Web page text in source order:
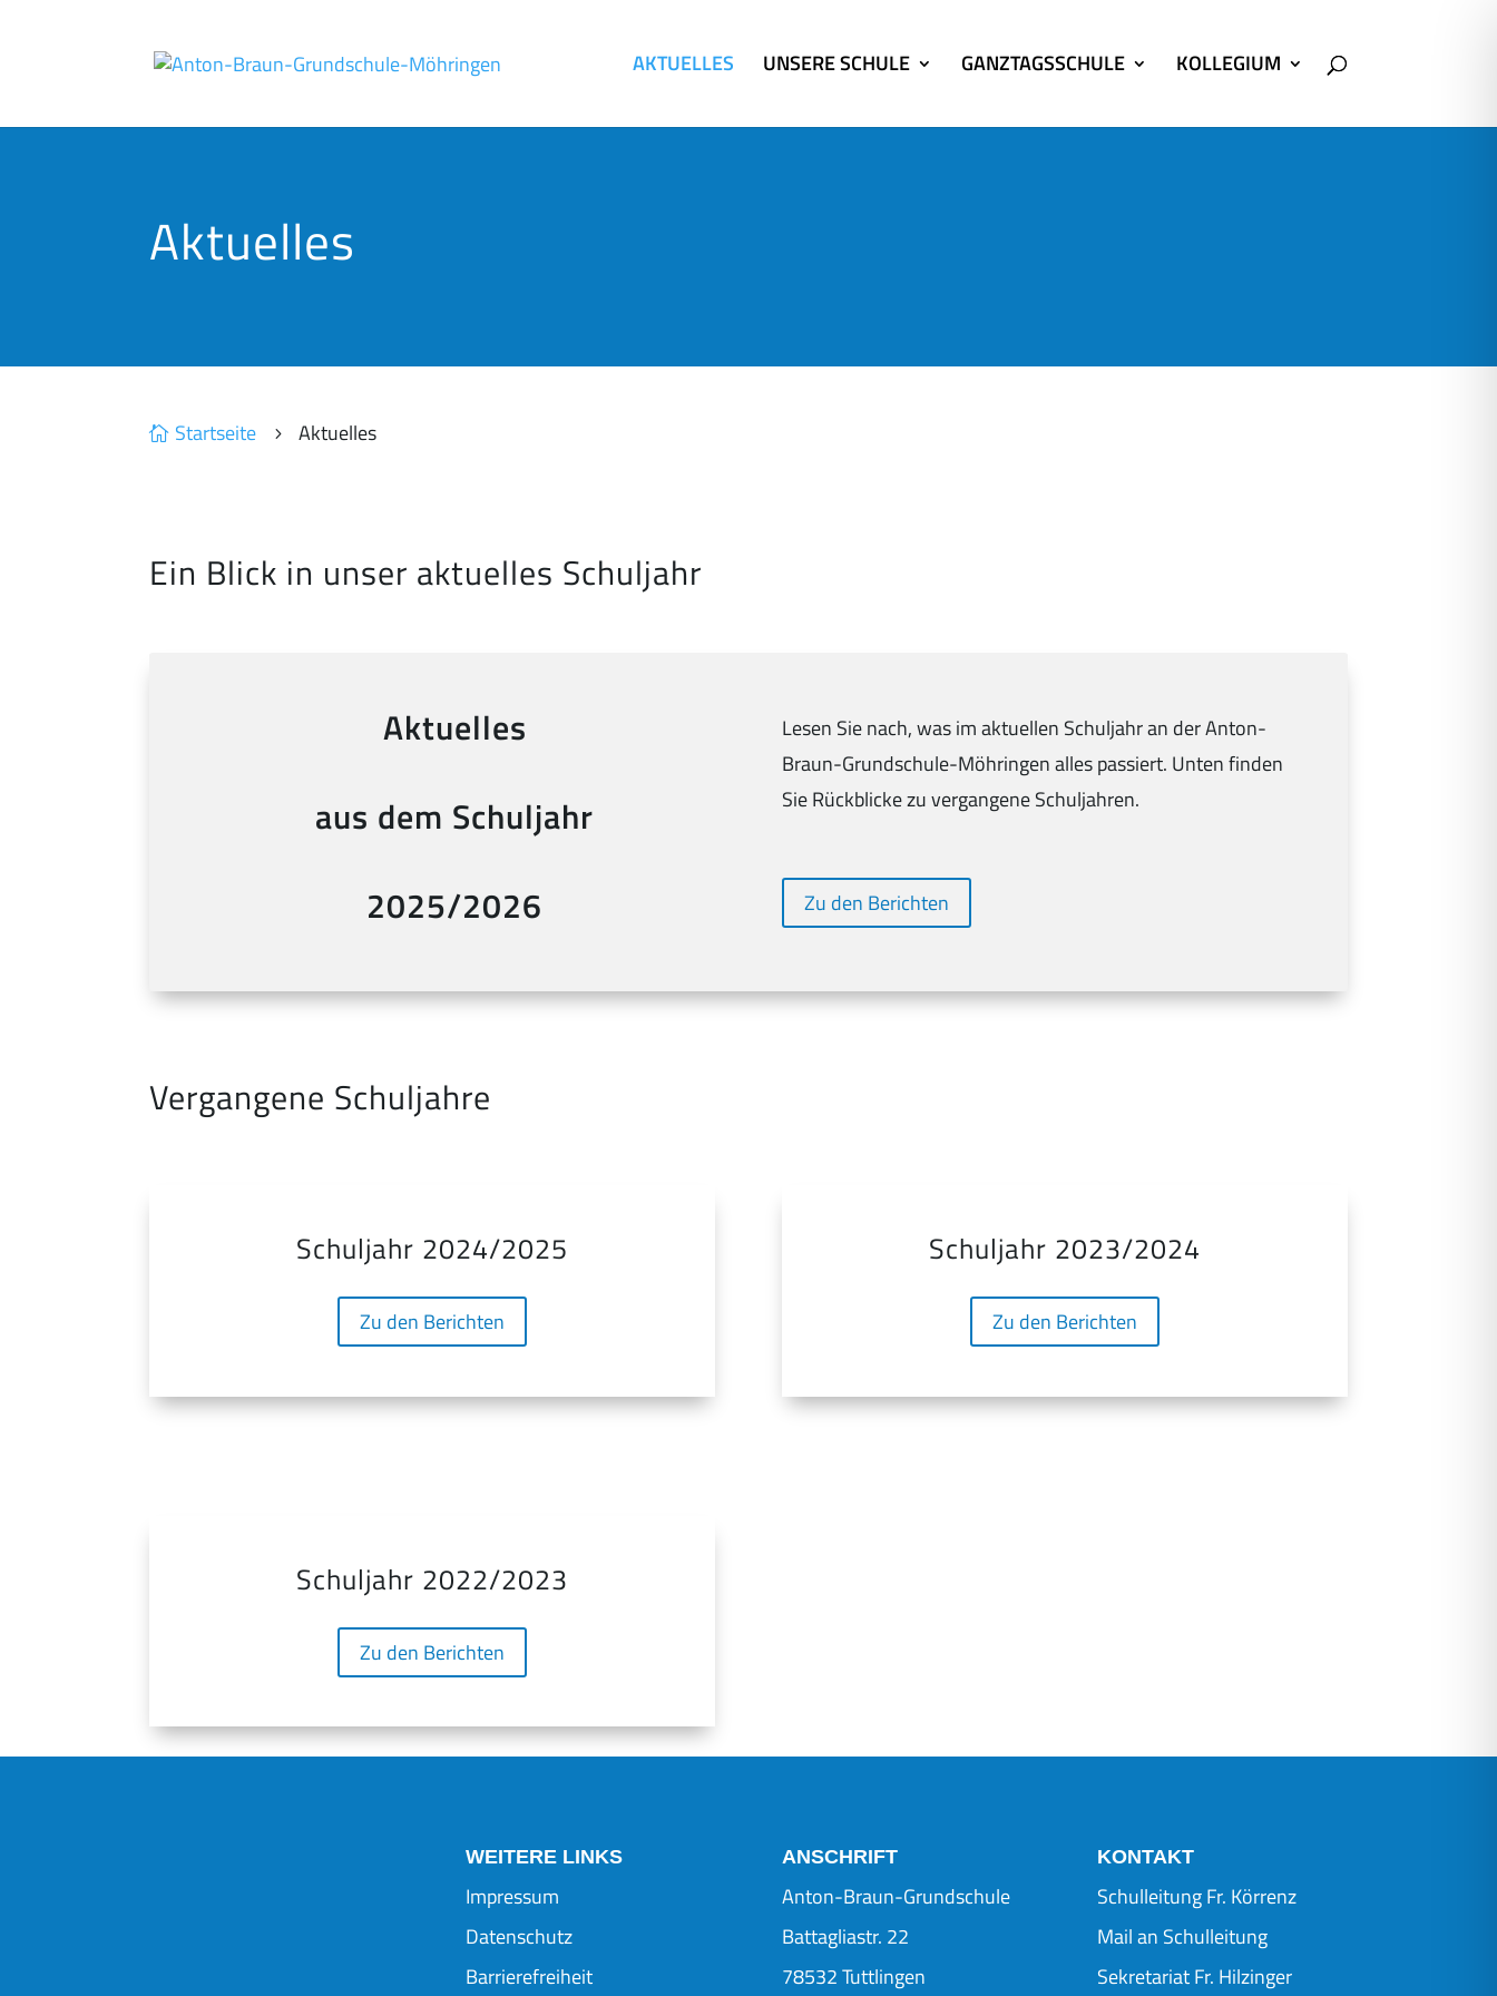
AKTUELLES UNSERE SCHULE GANZTAGSSCHULE KOLLEGIUM
Aktuelles
 Startseite 5 Aktuelles
Ein Blick in unser aktuelles Schuljahr
Aktuelles
aus dem Schuljahr
2025/2026
Lesen Sie nach, was im aktuellen Schuljahr an der Anton-
Braun-Grundschule-Möhringen alles passiert. Unten finden
Sie Rückblicke zu vergangene Schuljahren.
Zu den Berichten
Vergangene Schuljahre
Schuljahr 2024/2025
Zu den Berichten
Schuljahr 2023/2024
Zu den Berichten
Schuljahr 2022/2023
Zu den Berichten
WEITERE LINKS
Impressum
Datenschutz
Barrierefreiheit
ANSCHRIFT
Anton-Braun-Grundschule
Battagliastr. 22
78532 Tuttlingen
KONTAKT
Schulleitung Fr. Körrenz
Mail an Schulleitung
Sekretariat Fr. Hilzinger